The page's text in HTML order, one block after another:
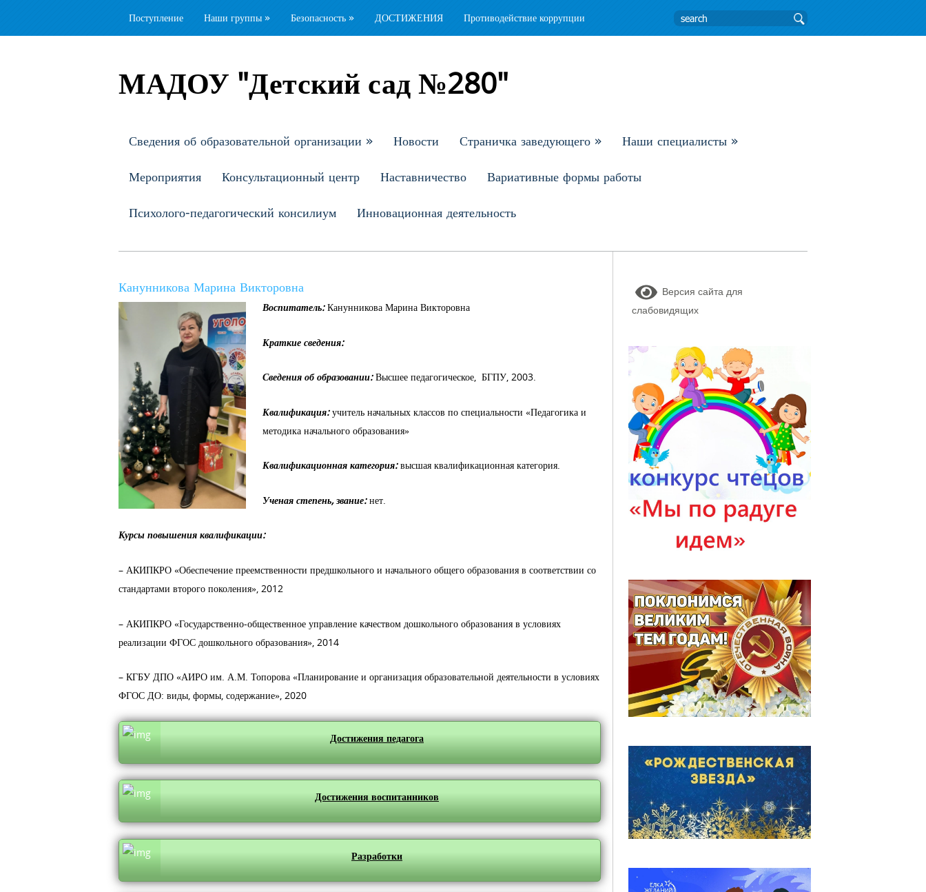
Поступление Наши группы » Безопасность » ДОСТИЖЕНИЯ Противодействие коррупции
МАДОУ "Детский сад №280"
Сведения об образовательной организации » Новости Страничка заведующего » Наши специалисты »
Мероприятия Консультационный центр Наставничество Вариативные формы работы
Психолого-педагогический консилиум Инновационная деятельность
Канунникова Марина Викторовна
Воспитатель:Канунникова Марина Викторовна
Краткие сведения:
Сведения об образовании:Высшее педагогическое, БГПУ, 2003.
Квалификация:учитель начальных классов по специальности «Педагогика и
методика начального образования»
Квалификационная категория:высшая квалификационная категория.
Ученая степень, звание:нет.
Курсы повышения квалификации:
– АКИПКРО «Обеспечение преемственности предшкольного и начального общего образования в соответствии со
стандартами второго поколения», 2012
– АКИПКРО «Государственно-общественное управление качеством дошкольного образования в условиях
реализации ФГОС дошкольного образования», 2014
– КГБУ ДПО «АИРО им. А.М. Топорова «Планирование и организация образовательной деятельности в условиях
ФГОС ДО: виды, формы, содержание», 2020
Достижения педагога
Достижения воспитанников
Разработки
Версия сайта для
слабовидящих